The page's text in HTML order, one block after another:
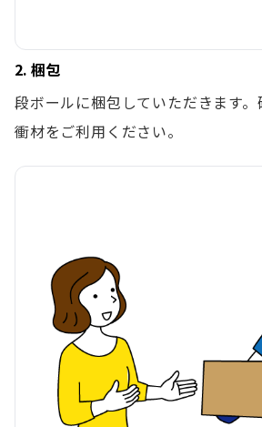
2. 梱包
段ボールに梱包していただきます
衝材をご利用ください。